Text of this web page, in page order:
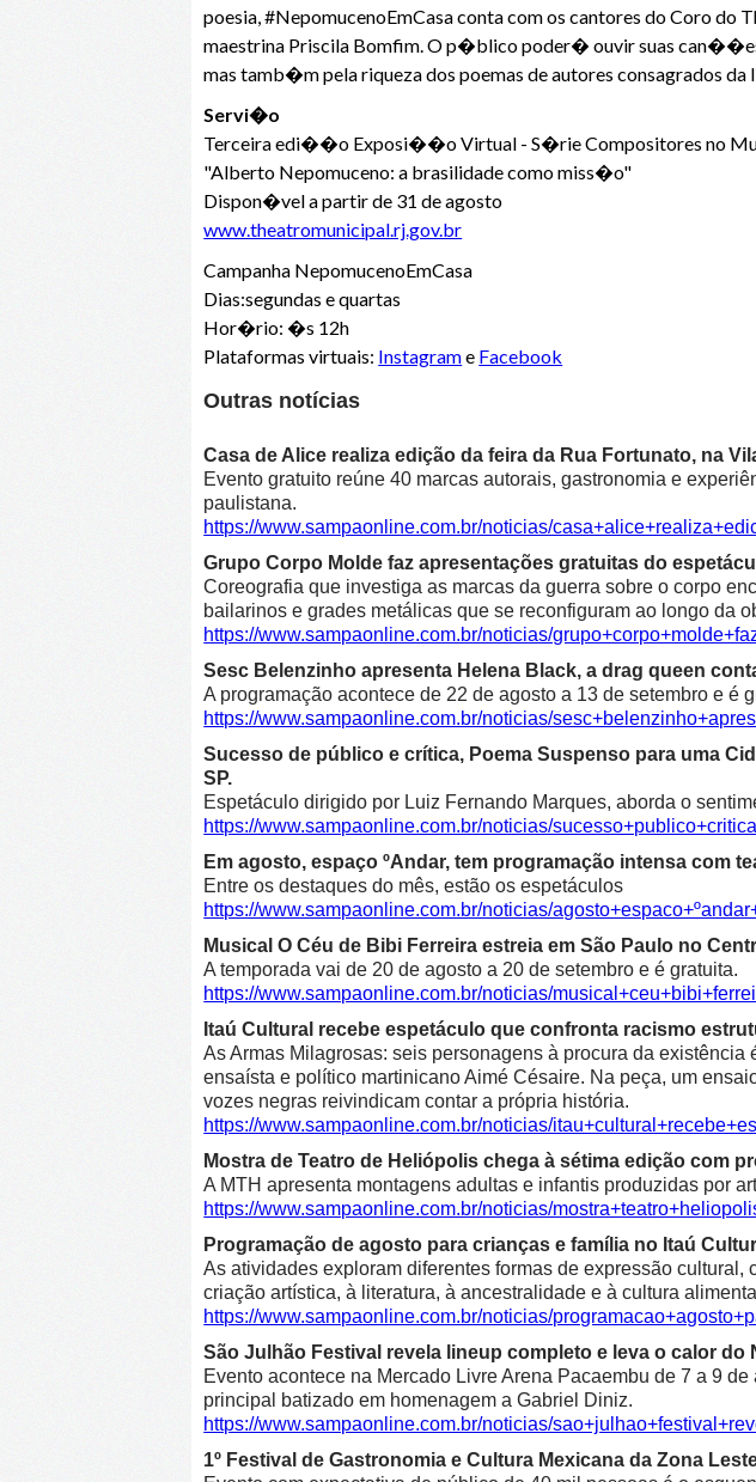
poesia, #NepomucenoEmCasa conta com os cantores do Coro do
maestrina Priscila Bomfim. O p�blico poder� ouvir suas
mas tamb�m pela riqueza dos poemas de autores consagrados
Servi�o
Terceira edi��o Exposi��o Virtual - S�rie Compositores no
"Alberto Nepomuceno: a brasilidade como miss�o"
Dispon�vel a partir de 31 de agosto
www.theatromunicipal.rj.gov.br
Campanha NepomucenoEmCasa
Dias:segundas e quartas
Hor�rio: �s 12h
Plataformas virtuais: Instagrame Facebook
Outras notícias
Casa de Alice realiza edição da feira da Rua Fortunato, na
Evento gratuito reúne 40 marcas autorais, gastronomia e
paulistana.
https://www.sampaonline.com.br/noticias/
Grupo Corpo Molde faz apresentações gratuitas do
Coreografia que investiga as marcas da guerra sobre o corpo
bailarinos e grades metálicas que se reconfiguram ao longo da
https://www.sampaonline.com.br/noticias/
Sesc Belenzinho apresenta Helena Black, a drag queen
A programação acontece de 22 de agosto a 13 de setembro e é
https://www.sampaonline.com.br/noticias/
Sucesso de público e crítica, Poema Suspenso para uma
SP.
Espetáculo dirigido por Luiz Fernando Marques, aborda o
https://www.sampaonline.com.br/noticias/
Em agosto, espaço ºAndar, tem programação intensa com
Entre os destaques do mês, estão os espetáculos
https://www.sampaonline.com.br/noticias/
Musical O Céu de Bibi Ferreira estreia em São Paulo no
A temporada vai de 20 de agosto a 20 de setembro e é gratuita.
https://www.sampaonline.com.br/noticias/
Itaú Cultural recebe espetáculo que confronta racismo
As Armas Milagrosas: seis personagens à procura da
ensaísta e político martinicano Aimé Césaire. Na peça, um
vozes negras reivindicam contar a própria história.
https://www.sampaonline.com.br/noticias/
Mostra de Teatro de Heliópolis chega à sétima edição com
A MTH apresenta montagens adultas e infantis produzidas por
https://www.sampaonline.com.br/noticias/
Programação de agosto para crianças e família no Itaú
As atividades exploram diferentes formas de expressão
criação artística, à literatura, à ancestralidade e à cultura
https://www.sampaonline.com.br/noticias/
São Julhão Festival revela lineup completo e leva o calor do
Evento acontece na Mercado Livre Arena Pacaembu de 7 a 9
principal batizado em homenagem a Gabriel Diniz.
https://www.sampaonline.com.br/noticias/
1º Festival de Gastronomia e Cultura Mexicana da Zona